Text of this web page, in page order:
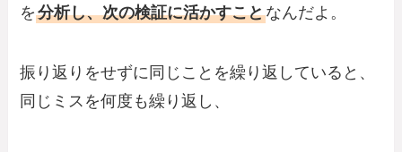
を分析し、次の検証に活かすことなんだよ。
振り返りをせずに同じことを繰り返していると、
同じミスを何度も繰り返し、